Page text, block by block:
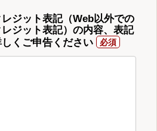
ジット表記（Web以外での
ジット表記）の内容、表記
くご申告ください